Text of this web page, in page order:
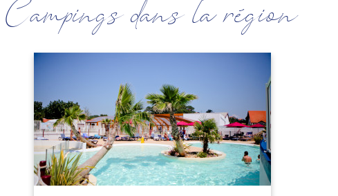
Campings dans la région